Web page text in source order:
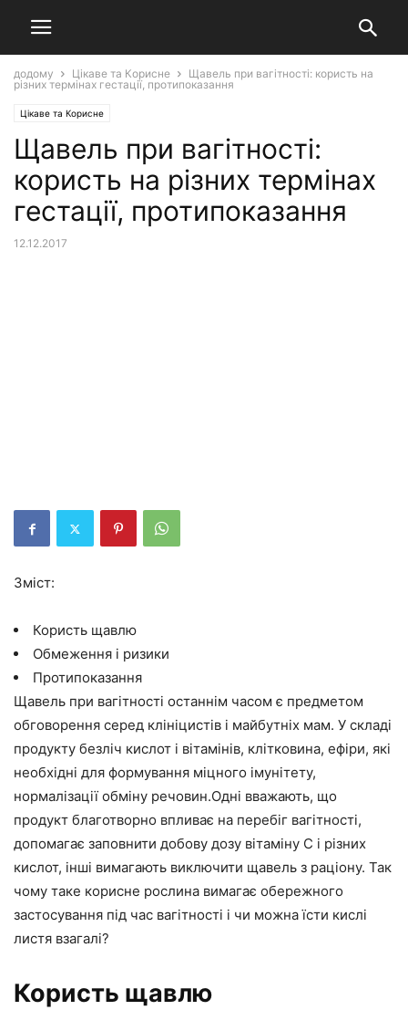
додому Цікаве та Корисне
Щавель при вагітності: користь на
різних термінах гестації, протипоказання
Цікаве та Корисне
Щавель при вагітності:
користь на різних термінах
гестації, протипоказання
12.12.2017
Зміст:
Користь щавлю
Обмеження і ризики
Протипоказання
Щавель при вагітності останнім часом є предметом
обговорення серед клініцистів і майбутніх мам. У складі
продукту безліч кислот і вітамінів, клітковина, ефіри, які
необхідні для формування міцного імунітету,
нормалізації обміну речовин.Одні вважають, що
продукт благотворно впливає на перебіг вагітності,
допомагає заповнити добову дозу вітаміну С і різних
кислот, інші вимагають виключити щавель з раціону. Так
чому таке корисне рослина вимагає обережного
застосування під час вагітності і чи можна їсти кислі
листя взагалі?
Користь щавлю